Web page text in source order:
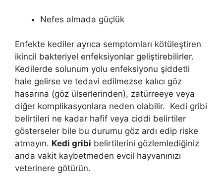
Nefes almada güçlük
Enfekte kediler ayrıca semptomları kötüleştiren
ikincil bakteriyel enfeksiyonlar geliştirebilirler.
Kedilerde solunum yolu enfeksiyonu şiddetli
hale gelirse ve tedavi edilmezse kalıcı göz
hasarına (göz ülserlerinden), zatürreeye veya
diğer komplikasyonlara neden olabilir. Kedi gribi
belirtileri ne kadar hafif veya ciddi belirtiler
gösterseler bile bu durumu göz ardı edip riske
atmayın. Kedi gribi belirtilerini gözlemlediğiniz
anda vakit kaybetmeden evcil hayvanınızı
veterinere götürün.